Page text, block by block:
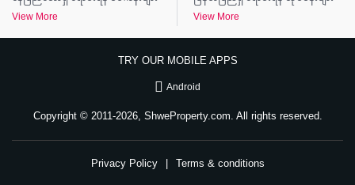
View More
View More
TRY OUR MOBILE APPS
Android
Copyright © 2011-2026, ShweProperty.com. All rights reserved.
Privacy Policy Terms & conditions